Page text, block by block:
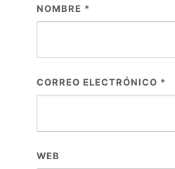
NOMBRE *
CORREO ELECTRÓNICO *
WEB